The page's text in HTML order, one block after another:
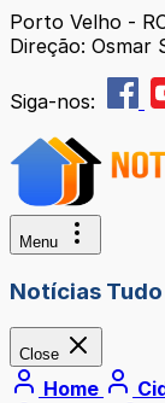
Porto Velho -
Direção: Osmar
Siga-nos:
Menu
Notícias
Close
Home